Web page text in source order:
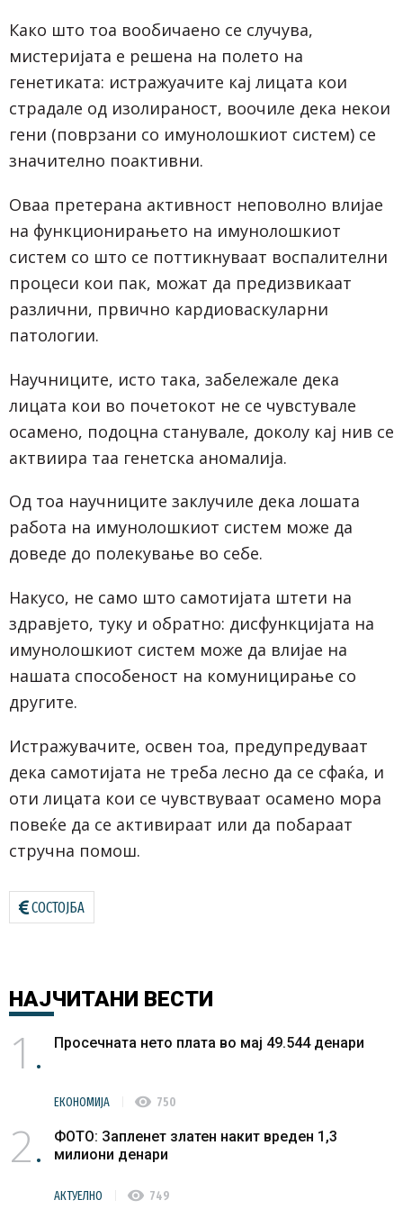
Како што тоа вообичаено се случува,
мистеријата е решена на полето на
генетиката: истражуачите кај лицата кои
страдале од изолираност, воочиле дека некои
гени (поврзани со имунолошкиот систем) се
значително поактивни.
Оваа претерана активност неповолно влијае
на функционирањето на имунолошкиот
систем со што се поттикнуваат воспалителни
процеси кои пак, можат да предизвикаат
различни, првично кардиоваскуларни
патологии.
Научниците, исто така, забележале дека
лицата кои во почетокот не се чувстувале
осамено, подоцна станувале, доколу кај нив се
актвиира таа генетска аномалија.
Од тоа научниците заклучиле дека лошата
работа на имунолошкиот систем може да
доведе до полекување во себе.
Накусо, не само што самотијата штети на
здравјето, туку и обратно: дисфункцијата на
имунолошкиот систем може да влијае на
нашата способеност на комуницирање со
другите.
Истражувачите, освен тоа, предупредуваат
дека самотијата не треба лесно да се сфаќа, и
оти лицата кои се чувствуваат осамено мора
повеќе да се активираат или да побараат
стручна помош.
СОСТОЈБА
НАЈЧИТАНИ ВЕСТИ
1 Просечната нето плата во мај 49.544 денари
ЕКОНОМИЈА visibility 750
2
ФОТО: Запленет златен накит вреден 1,3
милиони денари
АКТУЕЛНО visibility 749